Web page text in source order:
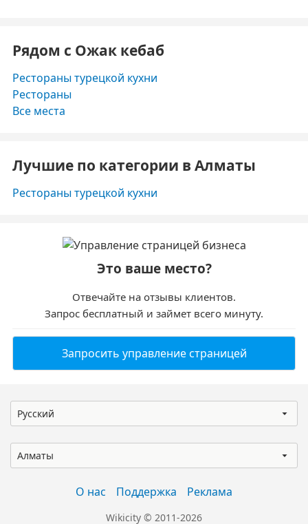
Рядом с Ожак кебаб
Рестораны турецкой кухни
Рестораны
Все места
Лучшие по категории в Алматы
Рестораны турецкой кухни
Это ваше место?
Отвечайте на отзывы клиентов.
Запрос бесплатный и займет всего минуту.
Запросить управление страницей
Русский
Алматы
О нас Поддержка Реклама
Wikicity © 2011-2026